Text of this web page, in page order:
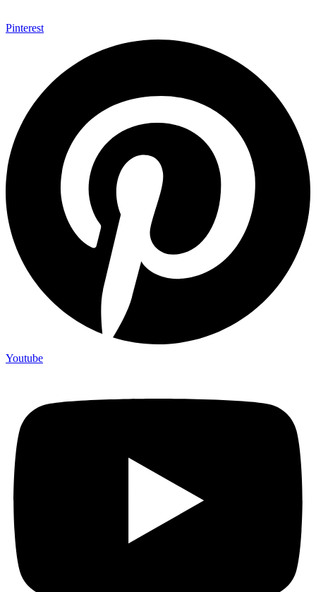
Pinterest
Youtube